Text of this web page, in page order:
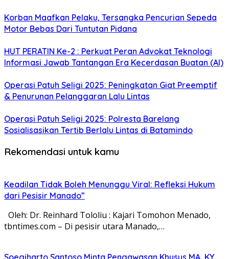
Korban Maafkan Pelaku, Tersangka Pencurian Sepeda
Motor Bebas Dari Tuntutan Pidana
HUT PERATIN Ke-2 : Perkuat Peran Advokat Teknologi
Informasi Jawab Tantangan Era Kecerdasan Buatan (AI)
Operasi Patuh Seligi 2025: Peningkatan Giat Preemptif
& Penurunan Pelanggaran Lalu Lintas
Operasi Patuh Seligi 2025: Polresta Barelang
Sosialisasikan Tertib Berlalu Lintas di Batamindo
Rekomendasi untuk kamu
Keadilan Tidak Boleh Menunggu Viral: Refleksi Hukum
dari Pesisir Manado”
Oleh: Dr. Reinhard Tololiu : Kajari Tomohon Menado,
tbntimes.com – Di pesisir utara Manado,…
Soegiharto Santoso Minta Pengawasan Khusus MA, KY,